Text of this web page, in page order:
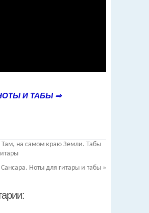
И ТАБЫ ⇒
на самом краю Земли. Табы
Ноты для гитары и табы »